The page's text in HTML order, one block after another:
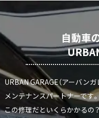
自動車
URBAN GARAGE（アーバンガ
メンテナンスパートナーです。
この修理だといくらかかるの